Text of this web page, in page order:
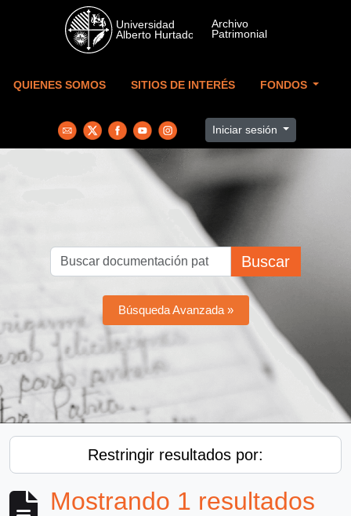
Skip to main content
QUIENES SOMOS SITIOS DE INTERÉS FONDOS
Iniciar sesión
Buscar
Búsqueda Avanzada »
Restringir resultados por:
Mostrando 1 resultados